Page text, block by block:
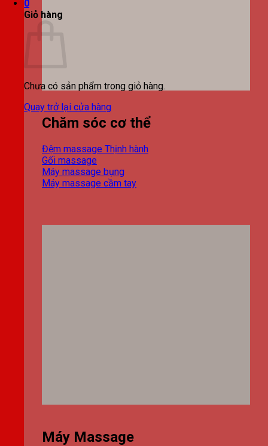
0
Giỏ hàng
Chưa có sản phẩm trong giỏ hàng.
Quay trở lại cửa hàng
Chăm sóc cơ thể
Đệm massage
Gối massage
Máy massage bụng
Máy massage cầm tay
Máy Massage